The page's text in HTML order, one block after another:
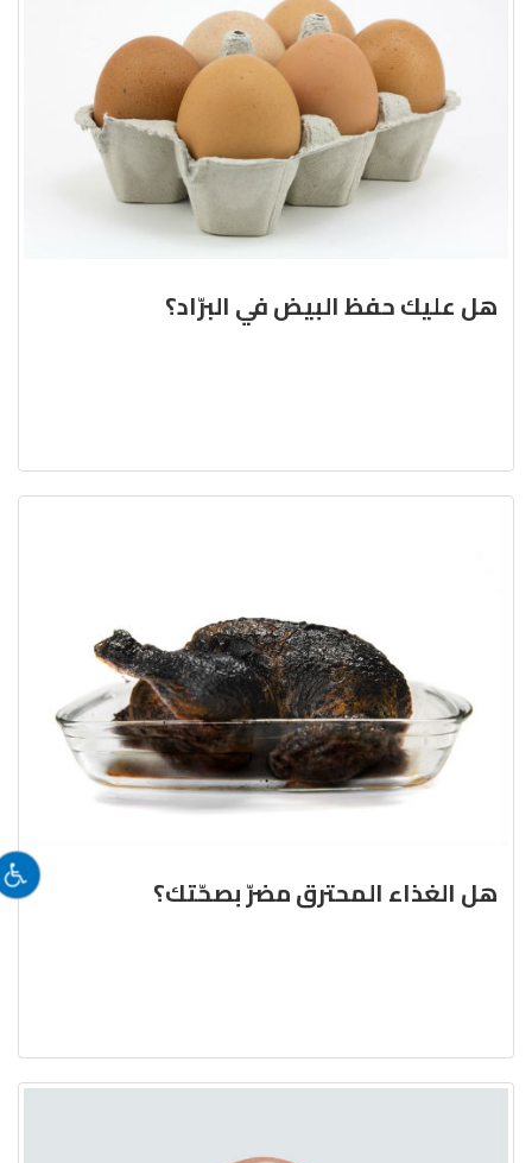
هل عليك حفظ البيض في البرّاد؟
هل الغذاء المحترق مضرّ بصحّتك؟